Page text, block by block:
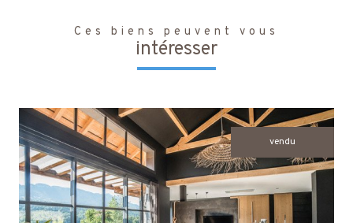
Ces biens peuvent vous
intéresser
vendu